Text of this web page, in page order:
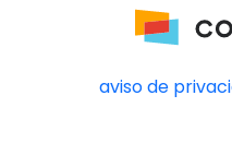
aviso de